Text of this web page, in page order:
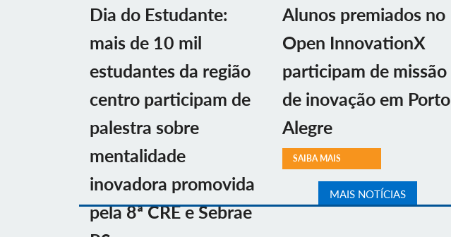
Dia do Estudante:
mais de 10 mil
estudantes da região
centro participam de
palestra sobre
mentalidade
inovadora promovida
pela 8ª CRE e Sebrae
Alunos premiados no
Open InnovationX
participam de missão
de inovação em Porto
Alegre
SAIBA MAIS
MAIS NOTÍCIAS